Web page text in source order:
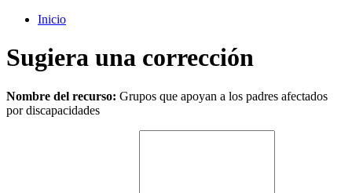
Inicio
Sugiera una corrección
Leave
this
Nombre del recurso: Grupos que apoyan a los padres afectados
por discapacidades